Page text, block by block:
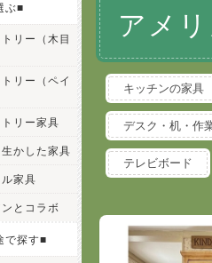
アメ
キッチンの家具
デスク・机・作
テレビボード
ぶ■
リー（木目
リー（ペイ
リー家具
かした家具
家具
とコラボ
で探す■